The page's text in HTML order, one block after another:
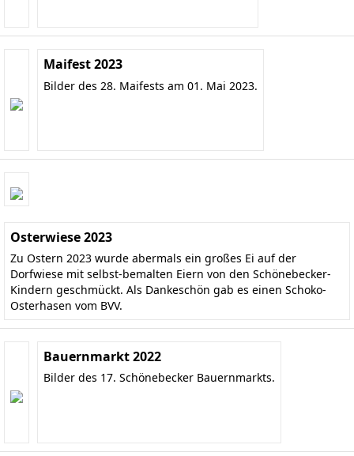
Maifest 2023
Bilder des 28. Maifests am 01. Mai 2023.
Osterwiese 2023
Zu Ostern 2023 wurde abermals ein großes Ei auf der
Dorfwiese mit selbst-bemalten Eiern von den Schönebecker-
Kindern geschmückt. Als Dankeschön gab es einen Schoko-
Osterhasen vom BVV.
Bauernmarkt 2022
Bilder des 17. Schönebecker Bauernmarkts.